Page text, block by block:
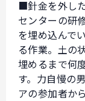
■針金を外し
センターの研
を埋め込んで
る作業。土の
埋めるまで何
す。力自慢の
アの参加者か